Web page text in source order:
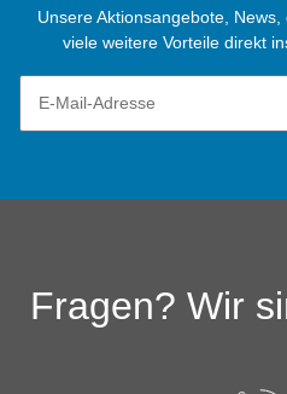
Unsere Aktionsangebote,
viele weitere Vorteile direkt
Fragen? Wir